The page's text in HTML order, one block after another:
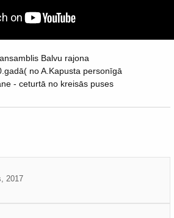
Balvu rajona
no A.Kapusta personīgā
- ceturtā no kreisās puses
2017